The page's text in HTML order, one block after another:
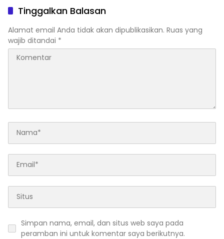
MedanTinggalkan Balasan
Alamat email Anda tidak akan dipublikasikan. Ruas yang
wajib ditandai *
Simpan nama, email, dan situs web saya pada
peramban ini untuk komentar saya berikutnya.